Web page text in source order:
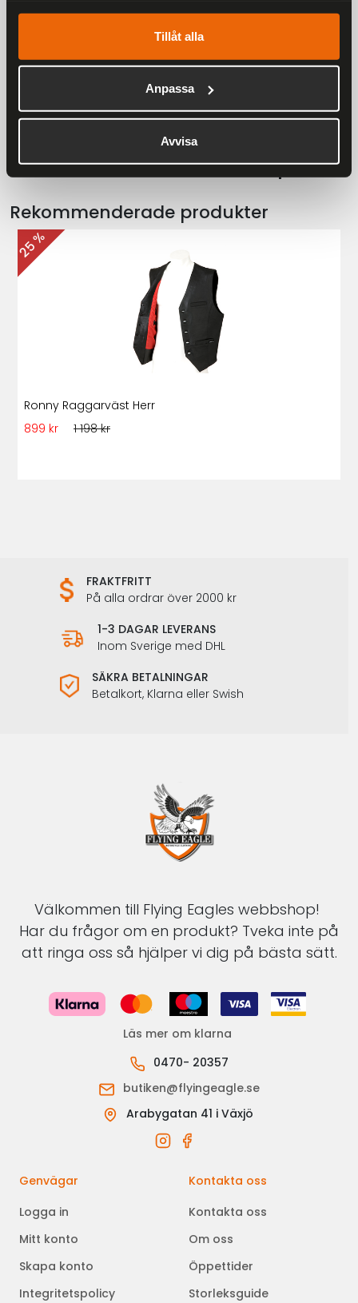
Tillåt alla
Anpassa
Avvisa
för att montera en enda väska direkt på
sadeln – utan OS-BASE.
Liknande produkter
Andra har även tittat på
Rekommenderade produkter
25 %
Ronny Raggarväst Herr
899 kr
1 198 kr
FRAKTFRITT
På alla ordrar över 2000 kr
1-3 DAGAR LEVERANS
Inom Sverige med DHL
SÄKRA BETALNINGAR
Betalkort, Klarna eller Swish
Välkommen till Flying Eagles webbshop!
Har du frågor om en produkt? Tveka inte på
att ringa oss så hjälper vi dig på bästa sätt.
Läs mer om klarna
0470- 20357
butiken@flyingeagle.se
Arabygatan 41 i Växjö
Genvägar
Logga in
Mitt konto
Skapa konto
Integritetspolicy
Kontakta oss
Kontakta oss
Om oss
Öppettider
Storleksguide